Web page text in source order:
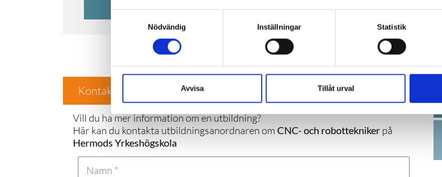
Nödvändig
Inställningar Statistik
Avvisa Tillåt urval
UTBILDARENS HEMSIDA
Kontakta Hermods Yrkeshögskola
Vill du ha mer information om en utbildning?
Här kan du kontakta utbildningsanordnaren om CNC- och robottekniker på
Hermods Yrkeshögskola